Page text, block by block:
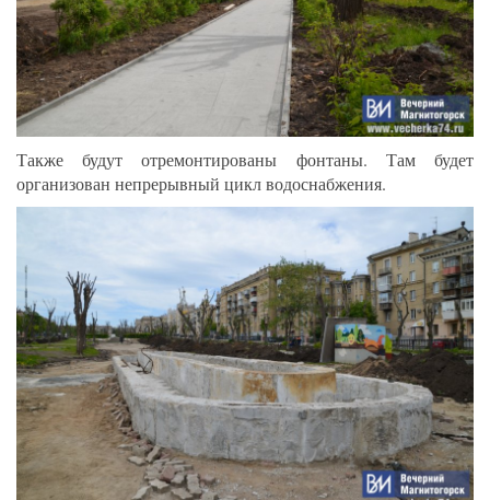
Также будут отремонтированы фонтаны. Там будет
организован непрерывный цикл водоснабжения.